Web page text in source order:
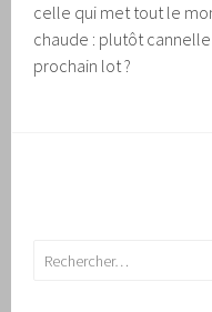
celle qui met tout le
chaude : plutôt
prochain lot ?
Rechercher :